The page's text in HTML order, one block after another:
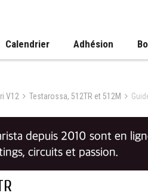
Calendrier Adhésion
V12 Testarossa, 512TR et 512M